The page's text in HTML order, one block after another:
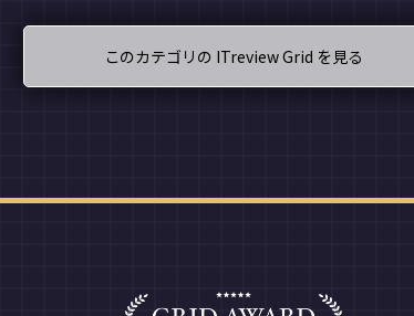
このカテゴリの ITreview Grid を見る